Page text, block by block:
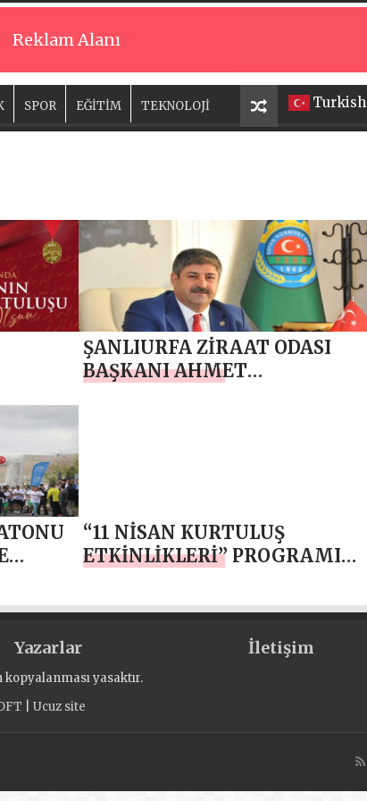
Reklam Alanı
Turkish
SPOR EĞİTİM TEKNOLOJİ
ŞANLIURFA ZİRAAT ODASI
BAŞKANI AHMET
“11 NİSAN KURTULUŞ
ETKİNLİKLERİ” PROGRAMI
Yazarlar İletişim
yasaktır.
Ucuz site